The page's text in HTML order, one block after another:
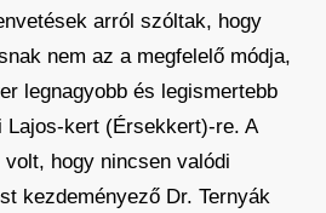
arról szóltak, hogy
nem az a megfelelő módja,
legnagyobb és legismertebb
Lajos-kert (Érsekkert)-re. A
hogy nincsen valódi
kezdeményező Dr. Ternyák